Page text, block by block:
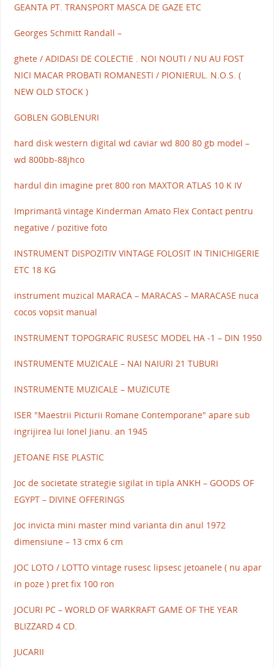
GEANTA PT. TRANSPORT MASCA DE GAZE ETC
Georges Schmitt Randall –
ghete / ADIDASI DE COLECTIE . NOI NOUTI / NU AU FOST
NICI MACAR PROBATI ROMANESTI / PIONIERUL. N.O.S. (
NEW OLD STOCK )
GOBLEN GOBLENURI
hard disk western digital wd caviar wd 800 80 gb model –
wd 800bb-88jhco
hardul din imagine pret 800 ron MAXTOR ATLAS 10 K IV
Imprimantă vintage Kinderman Amato Flex Contact pentru
negative / pozitive foto
INSTRUMENT DISPOZITIV VINTAGE FOLOSIT IN TINICHIGERIE
ETC 18 KG
instrument muzical MARACA – MARACAS – MARACASE nuca
cocos vopsit manual
INSTRUMENT TOPOGRAFIC RUSESC MODEL HA -1 – DIN 1950
INSTRUMENTE MUZICALE – NAI NAIURI 21 TUBURI
INSTRUMENTE MUZICALE – MUZICUTE
ISER "Maestrii Picturii Romane Contemporane" apare sub
ingrijirea lui Ionel Jianu. an 1945
JETOANE FISE PLASTIC
Joc de societate strategie sigilat in tipla ANKH – GOODS OF
EGYPT – DIVINE OFFERINGS
Joc invicta mini master mind varianta din anul 1972
dimensiune – 13 cmx 6 cm
JOC LOTO / LOTTO vintage rusesc lipsesc jetoanele ( nu apar
in poze ) pret fix 100 ron
JOCURI PC – WORLD OF WARKRAFT GAME OF THE YEAR
BLIZZARD 4 CD.
JUCARII